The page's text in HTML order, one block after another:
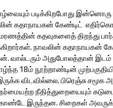
படிக்கிறபோது இன்னொரு
கதாநாயகன் கேண்டிட்
கதவுகளைத் திறந்து
நாவலின் கதாநாயகன்
வால்டரும் அதுபோலத்தான்
18ம் நூற்றாண்டின்
விடவில்லை. பிரெஞ்சு சமூக
நீதித்துறையையும்
இருந்தன. சிறைகள்